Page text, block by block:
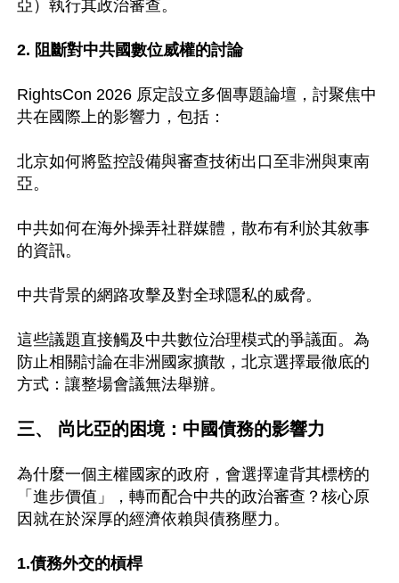
亞）執行其政治審查。
2. 阻斷對中共國數位威權的討論
RightsCon 2026 原定設立多個專題論壇，討聚焦中
共在國際上的影響力，包括：
北京如何將監控設備與審查技術出口至非洲與東南
亞。
中共如何在海外操弄社群媒體，散布有利於其敘事
的資訊。
中共背景的網路攻擊及對全球隱私的威脅。
這些議題直接觸及中共數位治理模式的爭議面。為
防止相關討論在非洲國家擴散，北京選擇最徹底的
方式：讓整場會議無法舉辦。
三、 尚比亞的困境：中國債務的影響力
為什麼一個主權國家的政府，會選擇違背其標榜的
「進步價值」，轉而配合中共的政治審查？核心原
因就在於深厚的經濟依賴與債務壓力。
1.債務外交的槓桿